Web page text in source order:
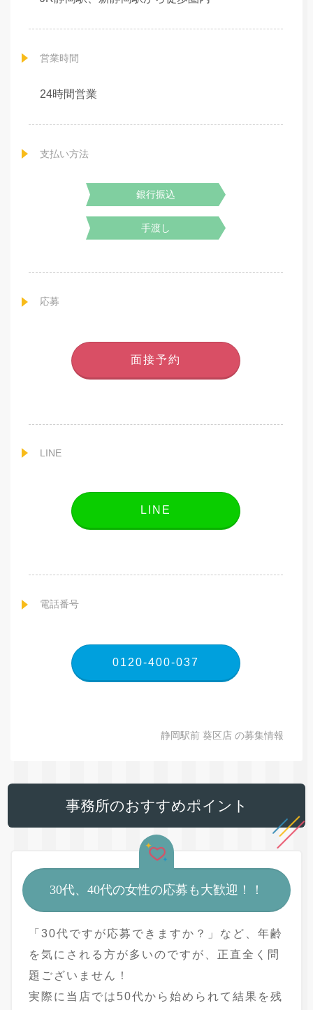
営業時間
24時間営業
支払い方法
銀行振込
手渡し
応募
面接予約
LINE
LINE
電話番号
0120-400-037
静岡駅前 葵区店 の募集情報
事務所のおすすめポイント
30代、40代の女性の応募も大歓迎！！
「30代ですが応募できますか？」など、年齢
を気にされる方が多いのですが、正直全く問
題ございません！
実際に当店では50代から始められて結果を残